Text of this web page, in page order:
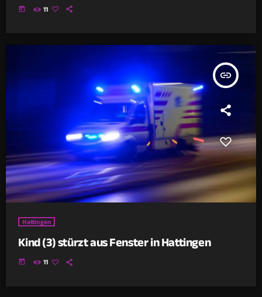
today 11
insert_link
Hattingen
Kind (3) stürzt aus Fenster in Hattingen
today 11